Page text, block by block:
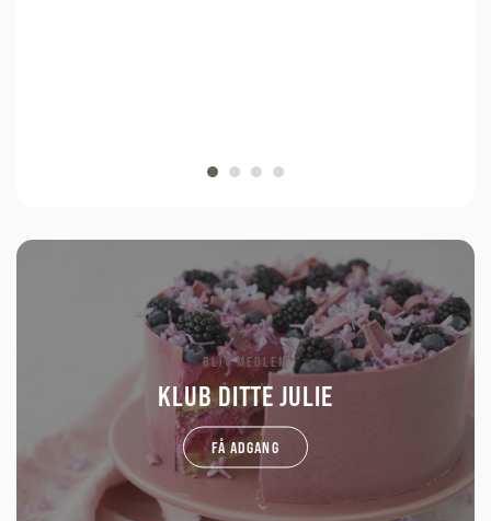
BLIV MEDLEM
KLUB DITTE JULIE
FÅ ADGANG